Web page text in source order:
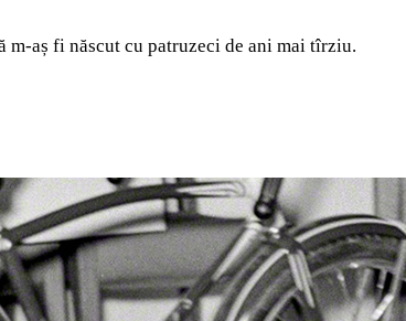
aș fi născut cu patruzeci de ani mai tîrziu.